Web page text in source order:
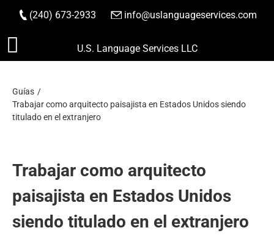
Saltar
(240) 673-2933 info@uslanguageservices.com
HACER PEDIDO
U.S. Language Services LLC
Guías
Trabajar como arquitecto paisajista en Estados Unidos siendo
titulado en el extranjero
Trabajar como arquitecto
paisajista en Estados Unidos
siendo titulado en el extranjero